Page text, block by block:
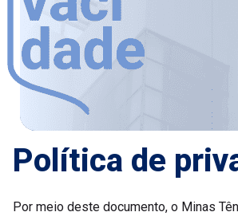
Política de
Por meio deste documento, o Minas